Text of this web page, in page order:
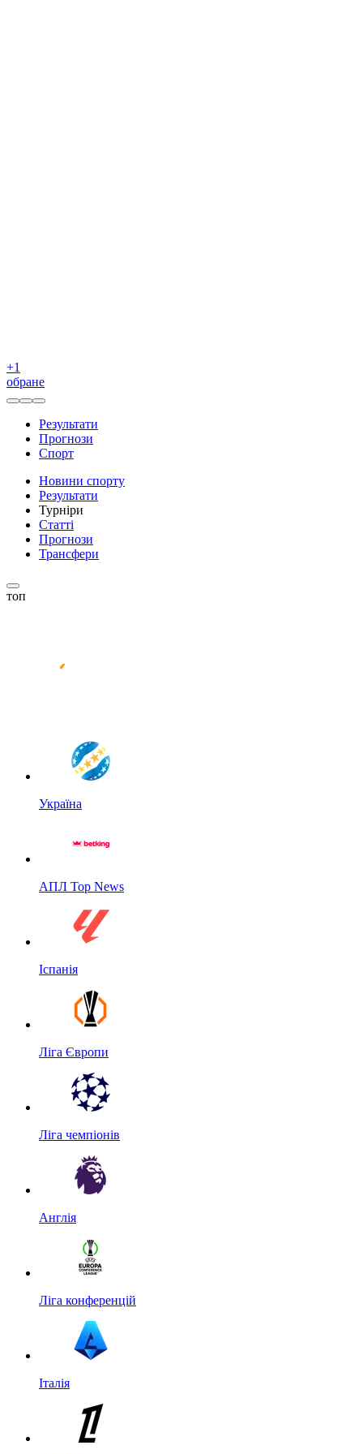
+1
обране
Результати
Прогнози
Спорт
Новини спорту
Результати
Турніри
Статті
Прогнози
Трансфери
топ
Україна
АПЛ Top News
Іспанія
Ліга Європи
Ліга чемпіонів
Англія
Ліга конференцій
Італія